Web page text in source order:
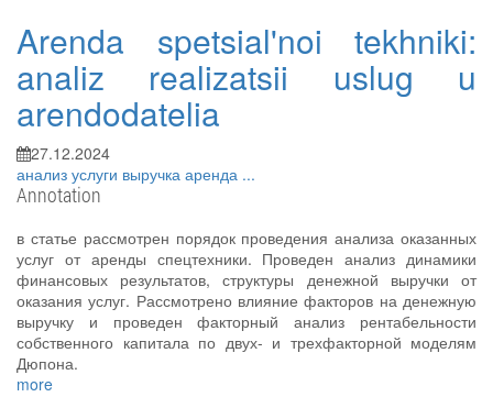
Arenda spetsial'noi tekhniki:
analiz realizatsii uslug u
arendodatelia
27.12.2024
анализ услуги выручка аренда ...
Annotation
в статье рассмотрен порядок проведения анализа оказанных
услуг от аренды спецтехники. Проведен анализ динамики
финансовых результатов, структуры денежной выручки от
оказания услуг. Рассмотрено влияние факторов на денежную
выручку и проведен факторный анализ рентабельности
собственного капитала по двух- и трехфакторной моделям
Дюпона.
more